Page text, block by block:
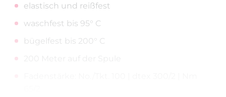
elastisch und reißfest
waschfest bis 95° C
bügelfest bis 200° C